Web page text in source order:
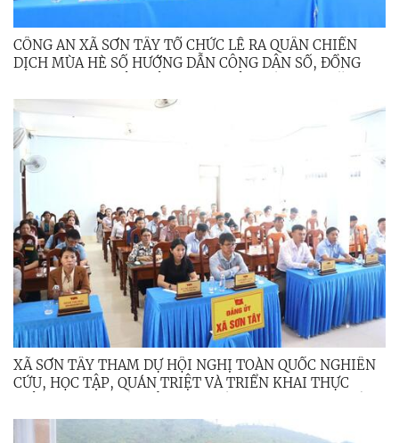
CÔNG AN XÃ SƠN TÂY TỔ CHỨC LỄ RA QUÂN CHIẾN
DỊCH MÙA HÈ SỐ HƯỚNG DẪN CÔNG DÂN SỐ, ĐỒNG
2026
XÃ SƠN TÂY THAM DỰ HỘI NGHỊ TOÀN QUỐC NGHIÊN
CỨU, HỌC TẬP, QUÁN TRIỆT VÀ TRIỂN KHAI THỰC
HÀNH TRUNG ƯƠNG ĐẢNG KHÓA XIV